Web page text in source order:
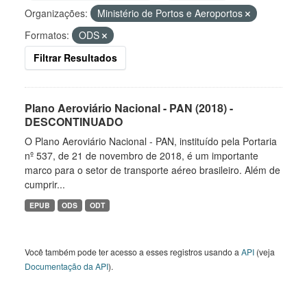
Organizações:
Ministério de Portos e Aeroportos
Formatos:
ODS
Filtrar Resultados
Plano Aeroviário Nacional - PAN (2018) -
DESCONTINUADO
O Plano Aeroviário Nacional - PAN, instituído pela Portaria
nº 537, de 21 de novembro de 2018, é um importante
marco para o setor de transporte aéreo brasileiro. Além de
cumprir...
EPUB ODS ODT
Você também pode ter acesso a esses registros usando a API (veja
Documentação da API).